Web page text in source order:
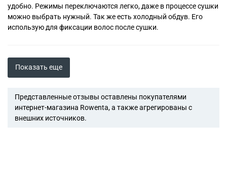
удобно. Режимы переключаются легко, даже в процессе сушки
можно выбрать нужный. Так же есть холодный обдув. Его
использую для фиксации волос после сушки.
Показать еще
Представленные отзывы оставлены покупателями
интернет-магазина Rowenta, а также агрегированы с
внешних источников.